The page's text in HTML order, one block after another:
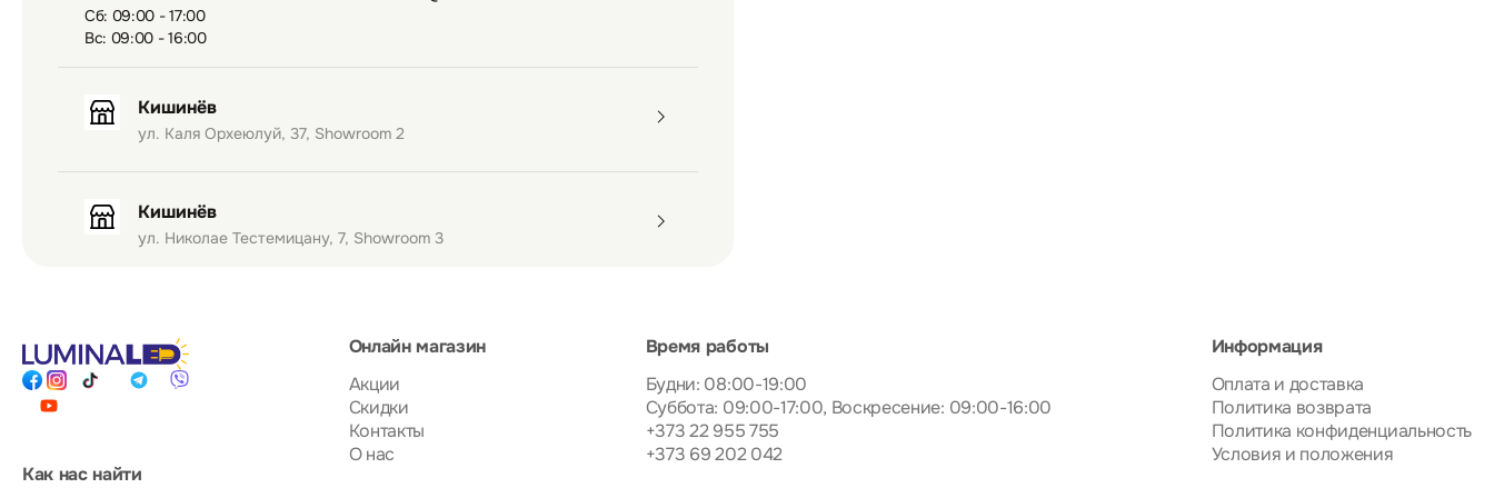
Сб: 09:00 - 17:00
Вс: 09:00 - 16:00
Кишинёв
ул. Каля Орхеюлуй, 37, Showroom 2
Кишинёв
ул. Николае Тестемицану, 7, Showroom 3
Онлайн магазин
Акции
Скидки
Контакты
О нас
Время работы
Будни: 08:00-19:00
Суббота: 09:00-17:00, Воскресение: 09:00-16:00
+373 22 955 755
+373 69 202 042
Информация
Оплата и доставка
Политика возврата
Политика конфиденциальность
Условия и положения
Как нас найти